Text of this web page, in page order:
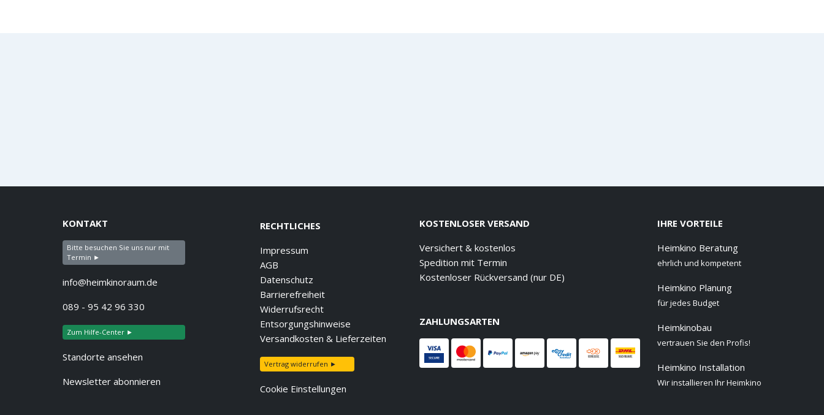
KONTAKT
Bitte besuchen Sie uns nur mit
Termin ►
info@heimkinoraum.de
089 - 95 42 96 330
Zum Hilfe-Center ►
Standorte ansehen
Newsletter abonnieren
RECHTLICHES
Impressum
AGB
Datenschutz
Barrierefreiheit
Widerrufsrecht
Entsorgungshinweise
Versandkosten & Lieferzeiten
Vertrag widerrufen ►
Cookie Einstellungen
KOSTENLOSER VERSAND
Versichert & kostenlos
Spedition mit Termin
Kostenloser Rückversand (nur DE)
ZAHLUNGSARTEN
IHRE VORTEILE
Heimkino Beratung
ehrlich und kompetent
Heimkino Planung
für jedes Budget
Heimkinobau
vertrauen Sie den Profis!
Heimkino Installation
Wir installieren Ihr Heimkino